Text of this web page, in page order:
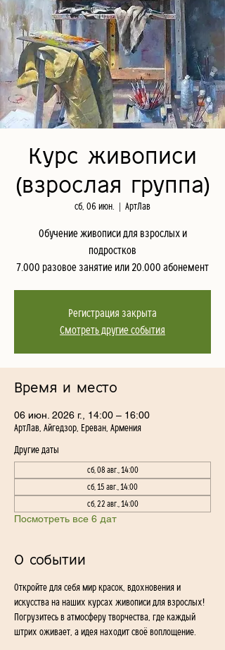
Курс живописи
(взрослая группа)
сб, 06 июн. АртЛав
Обучение живописи для взрослых и
подростков
7.000 разовое занятие или 20.000 абонемент
Регистрация закрыта
Смотреть другие события
Время и место
06 июн. 2026 г., 14:00 – 16:00
АртЛав, Айгедзор, Ереван, Армения
Другие даты
сб, 08 авг., 14:00
сб, 15 авг., 14:00
сб, 22 авг., 14:00
Посмотреть все 6 дат
О событии
Откройте для себя мир красок, вдохновения и
искусства на наших курсах живописи для взрослых!
Погрузитесь в атмосферу творчества, где каждый
штрих оживает, а идея находит своё воплощение.